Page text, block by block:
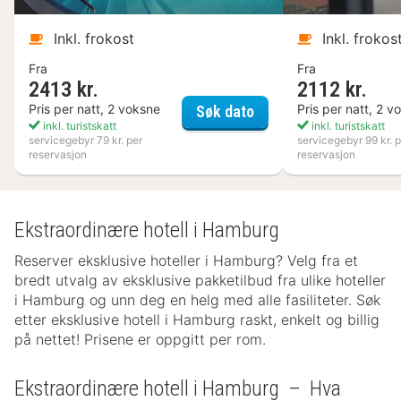
Inkl. frokost
Fra
2413 kr.
Pris per natt, 2 voksne
inkl. turistskatt
servicegebyr 79 kr. per
reservasjon
Søk datoKosta Boda Art Hotel
Inkl.
Fra
2112 kr.
Pris per natt, 2
inkl. turistskatt
servicegebyr 99 kr.
reservasjon
Ekstraordinære hotell i Hamburg
Reserver eksklusive hoteller i Hamburg? Velg fra et
bredt utvalg av eksklusive pakketilbud fra ulike hoteller
i Hamburg og unn deg en helg med alle fasiliteter. Søk
etter eksklusive hotell i Hamburg raskt, enkelt og billig
på nettet! Prisene er oppgitt per rom.
Ekstraordinære hotell i Hamburg – Hva